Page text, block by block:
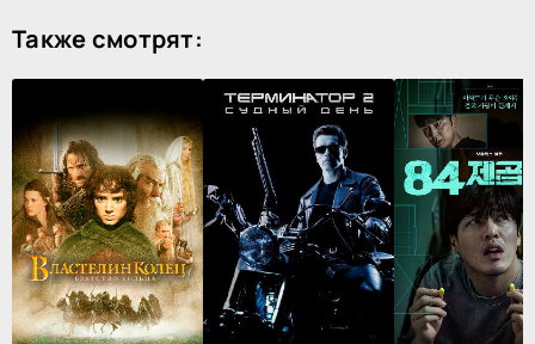
Также смотрят: